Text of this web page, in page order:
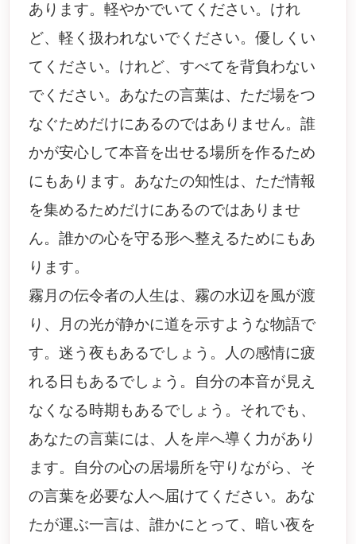
あります。軽やかでいてください。けれ
ど、軽く扱われないでください。優しくい
てください。けれど、すべてを背負わない
でください。あなたの言葉は、ただ場をつ
なぐためだけにあるのではありません。誰
かが安心して本音を出せる場所を作るため
にもあります。あなたの知性は、ただ情報
を集めるためだけにあるのではありませ
ん。誰かの心を守る形へ整えるためにもあ
ります。
霧月の伝令者の人生は、霧の水辺を風が渡
り、月の光が静かに道を示すような物語で
す。迷う夜もあるでしょう。人の感情に疲
れる日もあるでしょう。自分の本音が見え
なくなる時期もあるでしょう。それでも、
あなたの言葉には、人を岸へ導く力があり
ます。自分の心の居場所を守りながら、そ
の言葉を必要な人へ届けてください。あな
たが運ぶ一言は、誰かにとって、暗い夜を